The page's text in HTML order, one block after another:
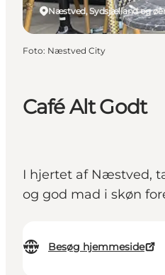
Café Alt Godt
I hjertet af Næstved,
og god mad i skøn
Besøg hjemmeside
Næstved, Sydsjælland og
Foto: Næstved City